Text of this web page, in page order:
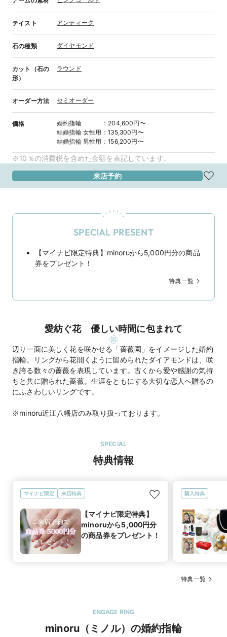
テイスト アンティーク
石の種類 ダイヤモンド
カット（石の
形）
ラウンド
オーダー方法 セミオーダー
価格 婚約指輪 ： 204,600円〜
結婚指輪 女性用 ：135,300円〜
結婚指輪 男性用 ：156,200円〜
※10％の消費税を含めた金額を表記しています。
来店予約
SPECIAL PRESENT
【マイナビ限定特典】minoruから5,000円分の商品
券をプレゼント！
特典一覧
愛紡ぐ花 優しい時間に包まれて
辺り一面に美しく花を咲かせる「薔薇園」をイメージした婚約
指輪。リングから花開くように留められたダイアモンドは、咲
き誇る数々の薔薇を表現しています。古くから愛や感謝の気持
ちと共に贈られた薔薇。生涯をともにする大切な恋人へ贈るの
にふさわしいリングです。
※minoru近江八幡店のみ取り扱っております。
SPECIAL
特典情報
マイナビ限定 来店特典
【マイナビ限定特典】
minoruから5,000円分
の商品券をプレゼント！
購入特典
特典一覧
ENGAGE RING
minoru（ミノル）の婚約指輪